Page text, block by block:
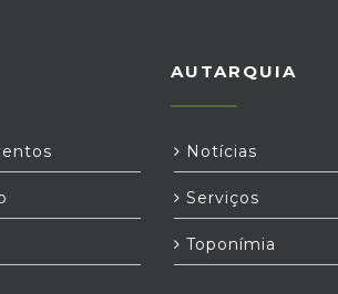
AUTARQUIA
Notícias
Serviços
Toponímia